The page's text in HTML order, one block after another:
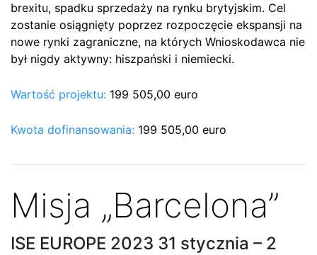
brexitu, spadku sprzedaży na rynku brytyjskim. Cel
zostanie osiągnięty poprzez rozpoczęcie ekspansji na
nowe rynki zagraniczne, na których Wnioskodawca nie
był nigdy aktywny: hiszpański i niemiecki.
Wartość projektu: 199 505,00 euro
Kwota dofinansowania: 199 505,00 euro
Misja „Barcelona”
ISE EUROPE 2023 31 stycznia – 2